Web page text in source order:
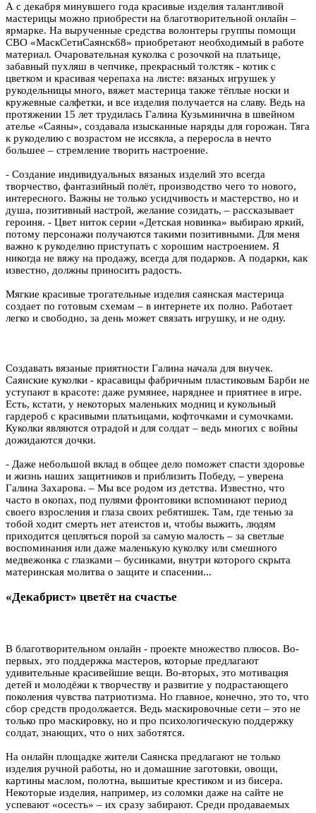
А с декабря минувшего года красивые изделия талантливой
мастерицы можно приобрести на благотворительной онлайн –
ярмарке. На вырученные средства волонтеры группы помощи
СВО «МаскСетиСаянск68» приобретают необходимый в работе
материал. Очаровательная куколка с розочкой на платьице,
забавный пухляш в чепчике, прекрасный толстяк - котик с
цветком и красивая черепаха на листе: вязаных игрушек у
рукодельницы много, вяжет мастерица также тёплые носки и
кружевные салфетки, и все изделия получается на славу. Ведь на
протяжении 15 лет трудилась Галина Кузьминична в швейном
ателье «Саяны», создавала изысканные наряды для горожан. Тяга
к рукоделию с возрастом не иссякла, а переросла в нечто
большее – стремление творить настроение.
- Создание индивидуальных вязаных изделий это всегда
творчество, фантазийный полёт, производство чего то нового,
интересного. Важны не только усидчивость и мастерство, но и
душа, позитивный настрой, желание созидать, – рассказывает
героиня. - Цвет ниток серии «Детская новинка» выбираю яркий,
потому персонажи получаются такими позитивными. Для меня
важно к рукоделию приступать с хорошим настроением. Я
никогда не вяжу на продажу, всегда для подарков. А подарки, как
известно, должны приносить радость.
Мягкие красивые трогательные изделия саянская мастерица
создает по готовым схемам – в интернете их полно. Работает
легко и свободно, за день может связать игрушку, и не одну.
Создавать вязаные приятности Галина начала для внучек.
Саянские куколки - красавицы фабричным пластиковым Барби не
уступают в красоте: даже румянее, наряднее и приятнее в игре.
Есть, кстати, у некоторых маленьких модниц и кукольный
гардероб с красивыми платьицами, кофточками и сумочками.
Куколки являются отрадой и для солдат – ведь многих с войны
дожидаются дочки.
- Даже небольшой вклад в общее дело поможет спасти здоровье
и жизнь наших защитников и приблизить Победу, – уверена
Галина Захарова. – Мы все родом из детства. Известно, что
часто в окопах, под пулями фронтовики вспоминают период
своего взросления и глаза своих ребятишек. Там, где тенью за
тобой ходит смерть нет атеистов и, чтобы выжить, людям
приходится цепляться порой за самую малость – за светлые
воспоминания или даже маленькую куколку или смешного
медвежонка с глазками – бусинками, внутри которого скрыта
материнская молитва о защите и спасении...
«Декабрист» цветёт на счастье
В благотворительном онлайн - проекте множество плюсов. Во-
первых, это поддержка мастеров, которые предлагают
удивительные красивейшие вещи. Во-вторых, это мотивация
детей и молодёжи к творчеству и развитие у подрастающего
поколения чувства патриотизма. Но главное, конечно, это то, что
сбор средств продолжается. Ведь маскировочные сети – это не
только про маскировку, но и про психологическую поддержку
солдат, знающих, что о них заботятся.
На онлайн площадке жители Саянска предлагают не только
изделия ручной работы, но и домашние заготовки, овощи,
картины маслом, полотна, вышитые крестиком и из бисера.
Некоторые изделия, например, из соломки даже на сайте не
успевают «осесть» – их сразу забирают. Среди продаваемых